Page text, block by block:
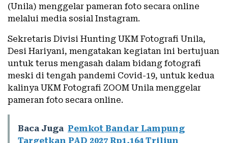
(Unila) menggelar pameran foto secara online
melalui media sosial Instagram.
Sekretaris Divisi Hunting UKM Fotografi Unila,
Desi Hariyani, mengatakan kegiatan ini bertujuan
untuk terus mengasah dalam bidang fotografi
meski di tengah pandemi Covid-19, untuk kedua
kalinya UKM Fotografi ZOOM Unila menggelar
pameran foto secara online.
Baca Juga Pemkot Bandar Lampung
Targetkan PAD 2027 Rp1,164 Triliun